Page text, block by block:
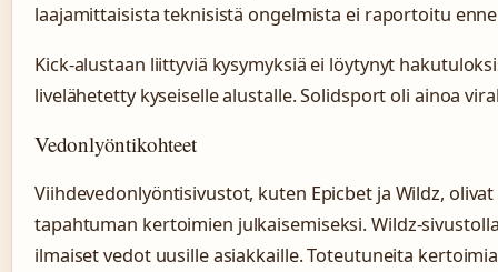
laajamittaisista teknisistä ongelmista ei raportoitu
Kick-alustaan liittyviä kysymyksiä ei löytynyt
livelähetetty kyseiselle alustalle. Solidsport oli ainoa
Vedonlyöntikohteet
Viihdevedonlyöntisivustot, kuten Epicbet ja Wildz,
tapahtuman kertoimien julkaisemiseksi. Wildz-
ilmaiset vedot uusille asiakkaille. Toteutuneita